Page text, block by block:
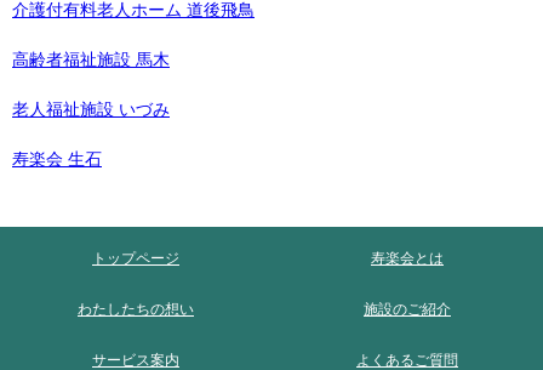
介護付有料老人ホーム 道後飛鳥
高齢者福祉施設 馬木
老人福祉施設 いづみ
寿楽会 生石
トップページ 寿楽会とは
わたしたちの想い 施設のご紹介
サービス案内 よくあるご質問